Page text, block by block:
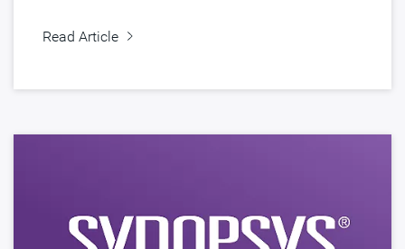
Read Article